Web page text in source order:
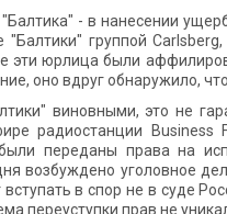
- в нанесении
группой
эти юрлица были
оно вдруг обнаружило,
виновными, это не
радиостанции Business
переданы права на
возбуждено уголовное
в спор не в суде
переуступки прав не